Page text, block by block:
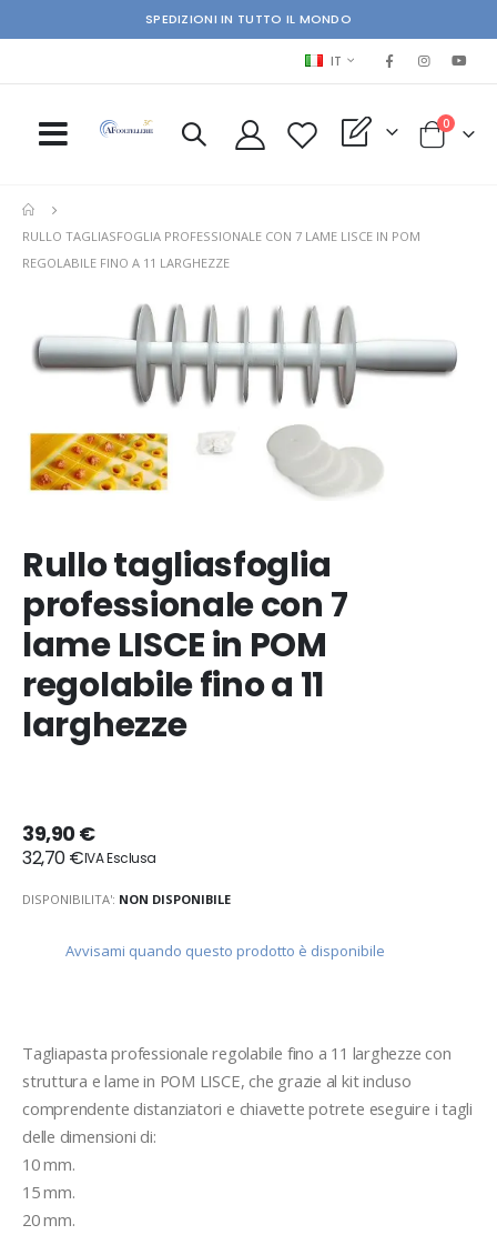
SPEDIZIONI IN TUTTO IL MONDO
LINGUA
IT
My Quote Cart
0elementi
RULLO TAGLIASFOGLIA PROFESSIONALE CON 7 LAME LISCE IN POM
REGOLABILE FINO A 11 LARGHEZZE
the
end
images
gallery
Rullo tagliasfoglia
professionale con 7
lame LISCE in POM
regolabile fino a 11
larghezze
39,90 €
32,70 €
DISPONIBILITA': NON DISPONIBILE
Avvisami quando questo prodotto è disponibile
Tagliapasta professionale regolabile fino a 11 larghezze con
struttura e lame in POM LISCE, che grazie al kit incluso
comprendente distanziatori e chiavette potrete eseguire i tagli
delle dimensioni di:
10 mm.
15 mm.
20 mm.